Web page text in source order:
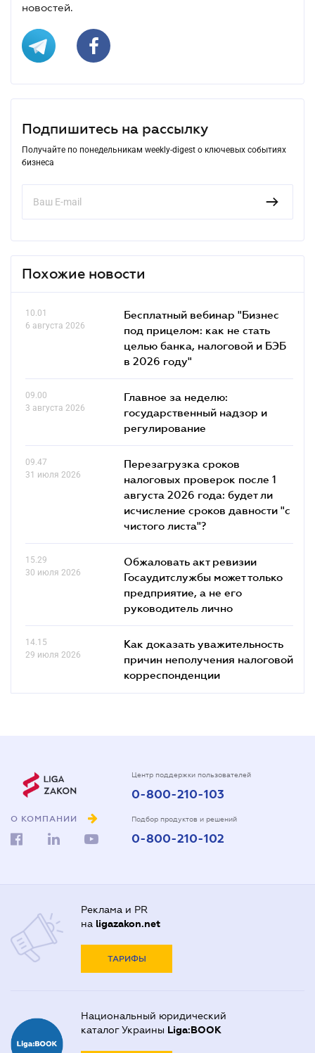
новостей.
Подпишитесь на рассылку
Получайте по понедельникам weekly-digest о ключевых событиях
бизнеса
Похожие новости
10.01
6 августа 2026
Бесплатный вебинар "Бизнес
под прицелом: как не стать
целью банка, налоговой и БЭБ
в 2026 году"
09.00
3 августа 2026
Главное за неделю:
государственный надзор и
регулирование
09.47
31 июля 2026
Перезагрузка сроков
налоговых проверок после 1
августа 2026 года: будет ли
исчисление сроков давности "с
чистого листа"?
15.29
30 июля 2026
Обжаловать акт ревизии
Госаудитслужбы может только
предприятие, а не его
руководитель лично
14.15
29 июля 2026
Как доказать уважительность
причин неполучения налоговой
корреспонденции
О КОМПАНИИ
Центр поддержки пользователей
0-800-210-103
Подбор продуктов и решений
0-800-210-102
Реклама и PR
на ligazakon.net
ТАРИФЫ
Национальный юридический
каталог Украины Liga:BOOK